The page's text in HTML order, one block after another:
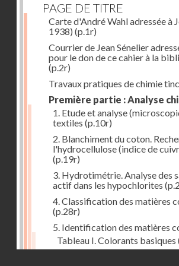
PAGE DE TITRE
Carte d'André Wahl adressée à
1938) (p.1r)
Courrier de Jean Sénelier
pour le don de ce cahier à la
(p.2r)
Travaux pratiques de chimie
Première partie : Analyse
1. Etude et analyse
textiles (p.10r)
2. Blanchiment du coton.
l'hydrocellulose (indice de
(p.19r)
3. Hydrotimétrie. Analyse des
actif dans les hypochlorites
4. Classification des matières
(p.28r)
5. Identification des matières
Tableau I. Colorants basiques